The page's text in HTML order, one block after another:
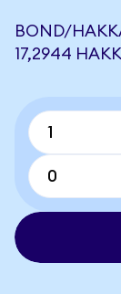
BOND/
17,2944